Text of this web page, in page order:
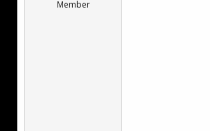
Member